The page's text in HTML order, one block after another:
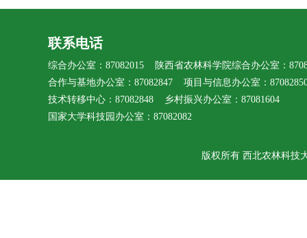
联系电话
综合办公室：87082015 陕西省农林科学院综合办公室：
合作与基地办公室：87082847 项目与信息办公室：
技术转移中心：87082848 乡村振兴办公室：87081604
国家大学科技园办公室：87082082
版权所有 西北农林科技